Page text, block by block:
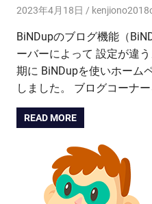
2023年4月18日
BiNDupのブログ機能（
ーバーによって 設定が違
期に BiNDupを使いホーム
しました。 ブログコーナ
READ MORE